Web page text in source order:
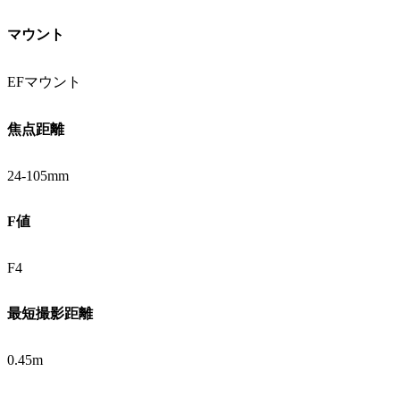
マウント
EFマウント
焦点距離
24-105mm
F値
F4
最短撮影距離
0.45m